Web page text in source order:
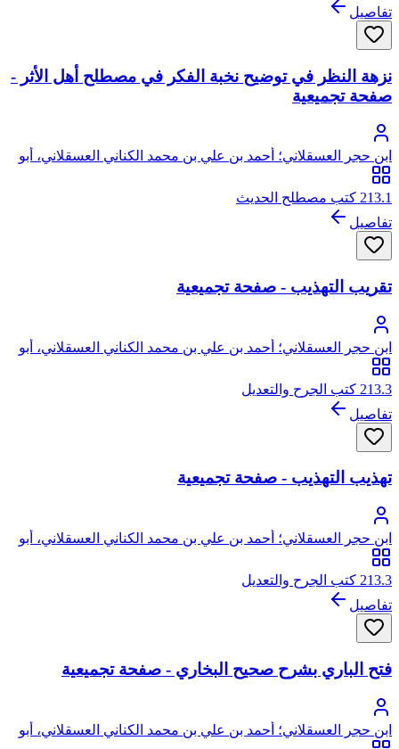
تفاصيل
نزهة النظر في توضيح نخبة الفكر في مصطلح أهل الأثر -
صفحة تجميعية
ابن حجر العسقلاني؛ أحمد بن علي بن محمد الكناني العسقلاني، أبو
الفضل، شهاب الدين، ابن حجر
213.1 كتب مصطلح الحديث
تفاصيل
تقريب التهذيب - صفحة تجميعية
ابن حجر العسقلاني؛ أحمد بن علي بن محمد الكناني العسقلاني، أبو
الفضل، شهاب الدين، ابن حجر
213.3 كتب الجرح والتعديل
تفاصيل
تهذيب التهذيب - صفحة تجميعية
ابن حجر العسقلاني؛ أحمد بن علي بن محمد الكناني العسقلاني، أبو
الفضل، شهاب الدين، ابن حجر
213.3 كتب الجرح والتعديل
تفاصيل
فتح الباري بشرح صحيح البخاري - صفحة تجميعية
ابن حجر العسقلاني؛ أحمد بن علي بن محمد الكناني العسقلاني، أبو